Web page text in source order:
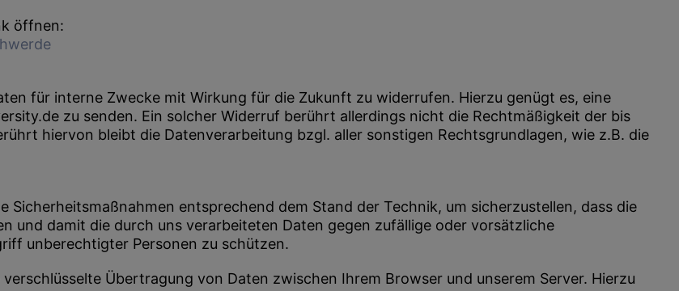
öffnen:
für interne Zwecke mit Wirkung für die Zukunft zu widerrufen. Hierzu genügt es, eine
zu senden. Ein solcher Widerruf berührt allerdings nicht die Rechtmäßigkeit der bis
hiervon bleibt die Datenverarbeitung bzgl. aller sonstigen Rechtsgrundlagen, wie z.B. die
entsprechend dem Stand der Technik, um sicherzustellen, dass die
und damit die durch uns verarbeiteten Daten gegen zufällige oder vorsätzliche
unberechtigter Personen zu schützen.
Übertragung von Daten zwischen Ihrem Browser und unserem Server. Hierzu